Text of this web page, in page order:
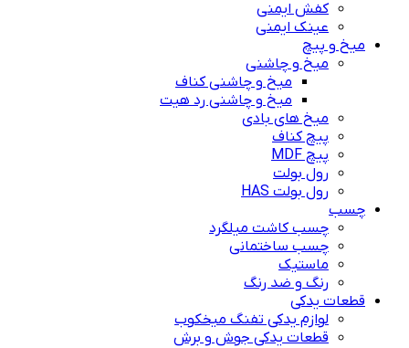
کفش ایمنی
عینک ایمنی
میخ و پیچ
میخ و چاشنی
میخ و چاشنی کناف
میخ و چاشنی رد هیت
میخ های بادی
پیچ کناف
پیچ MDF
رول بولت
رول بولت HAS
چسب
چسب کاشت میلگرد
چسب ساختمانی
ماستیک
رنگ و ضد رنگ
قطعات یدکی
لوازم یدکی تفنگ میخکوب
قطعات یدکی جوش و برش